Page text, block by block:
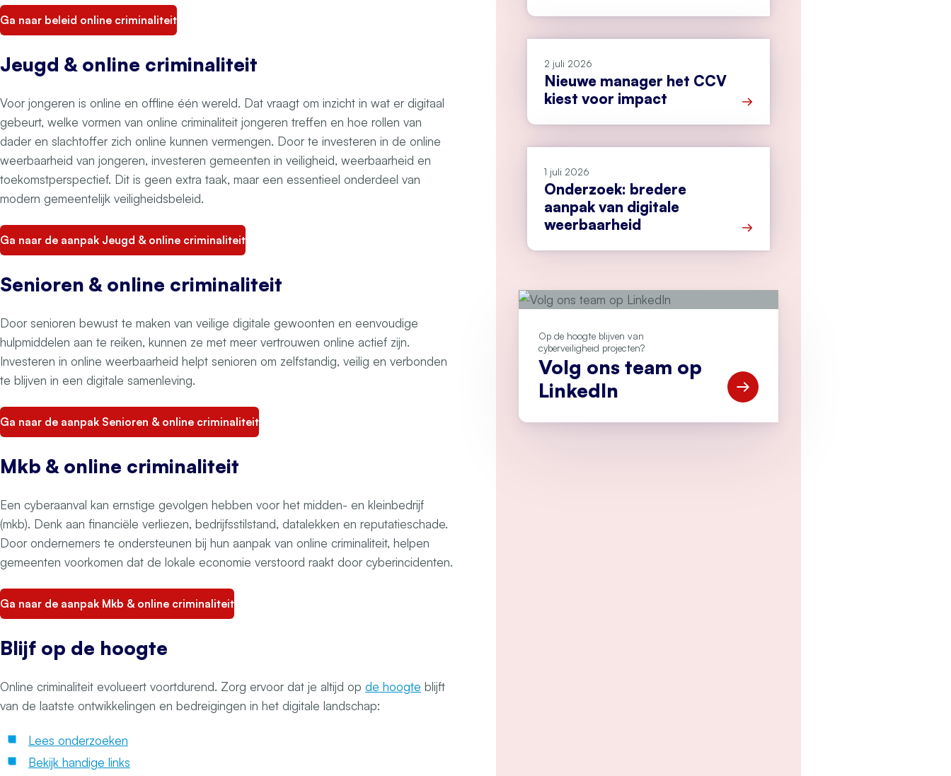
Ga naar beleid online criminaliteit
Jeugd & online criminaliteit
Voor jongeren is online en offline één wereld. Dat vraagt om inzicht in wat er digitaal
gebeurt, welke vormen van online criminaliteit jongeren treffen en hoe rollen van
dader en slachtoffer zich online kunnen vermengen. Door te investeren in de online
weerbaarheid van jongeren, investeren gemeenten in veiligheid, weerbaarheid en
toekomstperspectief. Dit is geen extra taak, maar een essentieel onderdeel van
modern gemeentelijk veiligheidsbeleid.
Ga naar de aanpak Jeugd & online criminaliteit
Senioren & online criminaliteit
Door senioren bewust te maken van veilige digitale gewoonten en eenvoudige
hulpmiddelen aan te reiken, kunnen ze met meer vertrouwen online actief zijn.
Investeren in online weerbaarheid helpt senioren om zelfstandig, veilig en verbonden
te blijven in een digitale samenleving.
Ga naar de aanpak Senioren & online criminaliteit
Mkb & online criminaliteit
Een cyberaanval kan ernstige gevolgen hebben voor het midden- en kleinbedrijf
(mkb). Denk aan financiële verliezen, bedrijfsstilstand, datalekken en reputatieschade.
Door ondernemers te ondersteunen bij hun aanpak van online criminaliteit, helpen
gemeenten voorkomen dat de lokale economie verstoord raakt door cyberincidenten.
Ga naar de aanpak Mkb & online criminaliteit
Blijf op de hoogte
Online criminaliteit evolueert voortdurend. Zorg ervoor dat je altijd op de hoogte blijft
van de laatste ontwikkelingen en bedreigingen in het digitale landschap:
Lees onderzoeken
Bekijk handige links
2 juli 2026
Nieuwe manager het CCV
kiest voor impact
1 juli 2026
Onderzoek: bredere
aanpak van digitale
weerbaarheid
Op de hoogte blijven van
cyberveiligheid projecten?
Volg ons team op
LinkedIn
Open Volg ons team op LinkedIn